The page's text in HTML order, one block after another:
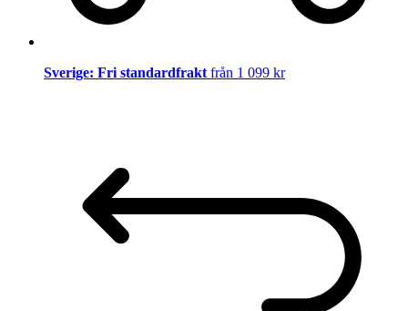
Sverige: Fri standardfrakt från 1 099 kr